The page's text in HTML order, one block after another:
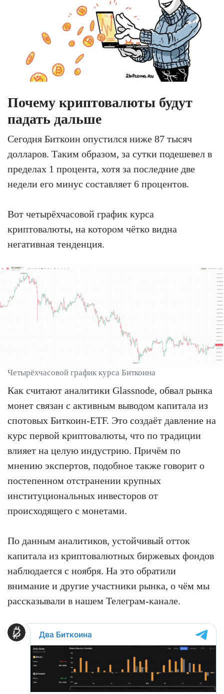
Почему криптовалюты будут
падать дальше
Сегодня Биткоин опустился ниже 87 тысяч
долларов. Таким образом, за сутки подешевел в
пределах 1 процента, хотя за последние две
недели его минус составляет 6 процентов.
Вот четырёхчасовой график курса
криптовалюты, на котором чётко видна
негативная тенденция.
Четырёхчасовой график курса Биткоина
Как считают аналитики Glassnode, обвал рынка
монет связан с активным выводом капитала из
спотовых Биткоин-ETF. Это создаёт давление на
курс первой криптовалюты, что по традиции
влияет на целую индустрию. Причём по
мнению экспертов, подобное также говорит о
постепенном отстранении крупных
институциональных инвесторов от
происходящего с монетами.
По данным аналитиков, устойчивый отток
капитала из криптовалютных биржевых фондов
наблюдается с ноября. На это обратили
внимание и другие участники рынка, о чём мы
рассказывали в нашем Телеграм-канале.